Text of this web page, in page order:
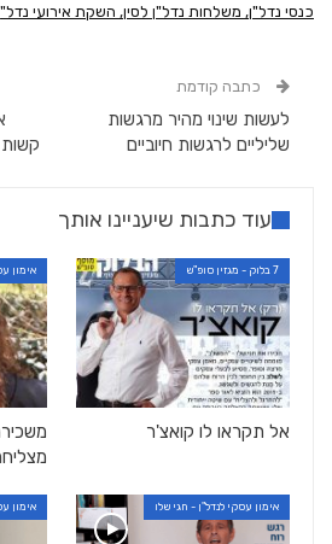
כנסי נדל"ן, משלחות נדל"ן לסין, השקת אירועי
כתבה קודמת
לעשות שינוי מהיר מרגשות
שליליים לרגשות חיוביים
עוד כתבות שיעניינו אותך
7 בלוק - מגזין סופ"ש
אל תקראו לו קואצ'ר
אימון
מצליחה ב-
אימון עסקי לנדל"ן - חגי שלו אימון